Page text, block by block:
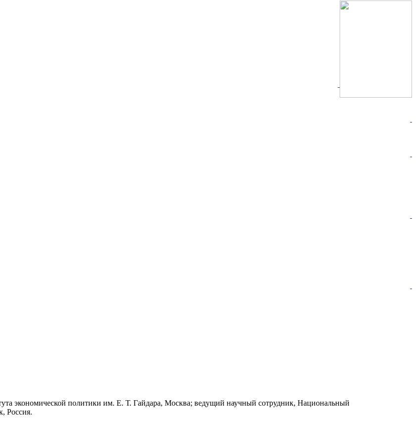
экономической политики им. Е. Т. Гайдара, Москва; ведущий научный сотрудник, Национальный
Россия.